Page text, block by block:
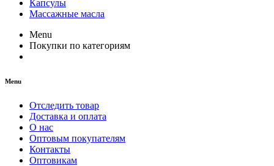
Капсулы
Массажные масла
Menu
Покупки по категориям
Menu
Отследить товар
Доставка и оплата
О нас
Оптовым покупателям
Контакты
Оптовикам